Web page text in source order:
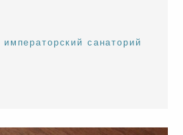
императорский санаторий